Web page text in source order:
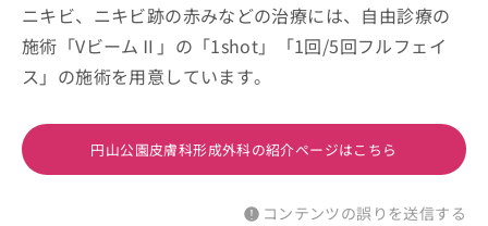
ニキビ、ニキビ跡の赤みなどの治療には、自由診療の
施術「VビームⅡ」の「1shot」「1回/5回フルフェイ
ス」の施術を用意しています。
円山公園皮膚科形成外科の紹介ページはこちら
コンテンツの誤りを送信する